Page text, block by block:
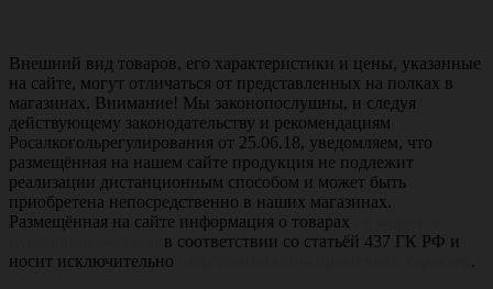
Внешний вид товаров, его характеристики и цены, указанные
на сайте, могут отличаться от представленных на полках в
магазинах. Внимание! Мы законопослушны, и следуя
действующему законодательству и рекомендациям
Росалкогольрегулирования от 25.06.18, уведомляем, что
размещённая на нашем сайте продукция не подлежит
реализации дистанционным способом и может быть
приобретена непосредственно в наших магазинах.
Размещённая на сайте информация о товарах
в соответствии со статьёй 437 ГК РФ и
носит исключительно
.